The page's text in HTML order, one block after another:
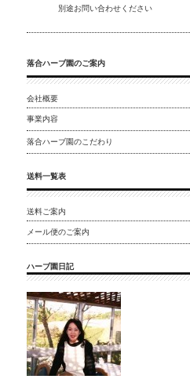
別途お問い合わせください
落合ハーブ園のご案内
会社概要
事業内容
落合ハーブ園のこだわり
送料一覧表
送料ご案内
メール便のご案内
ハーブ園日記